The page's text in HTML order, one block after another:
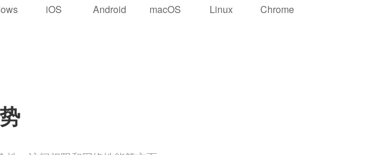
iOS Android macOS Linux Chrome